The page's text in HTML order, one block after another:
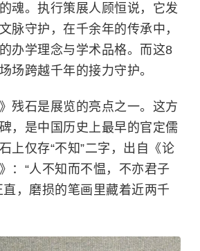
魂。执行策展人顾恒说，它发
脉守护，在千余年的传承中，
办学理念与学术品格。而这8
场跨越千年的接力守护。
残石是展览的亮点之一。这方
，是中国历史上最早的官定儒
上仅存“不知”二字，出自《论
：“人不知而不愠，不亦君子
直，磨损的笔画里藏着近两千